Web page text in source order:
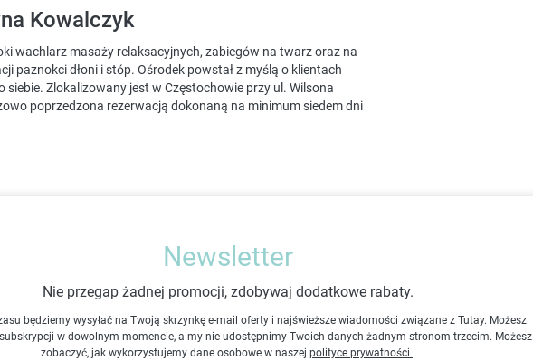
Kowalczyk
wachlarz masaży relaksacyjnych, zabiegów na twarz oraz na
paznokci dłoni i stóp. Ośrodek powstał z myślą o klientach
Zlokalizowany jest w Częstochowie przy ul. Wilsona
poprzedzona rezerwacją dokonaną na minimum siedem dni
Newsletter
Nie przegap żadnej promocji, zdobywaj dodatkowe rabaty.
będziemy wysyłać na Twoją skrzynkę e-mail oferty i najświeższe wiadomości związane z Tutay. Możesz
w dowolnym momencie, a my nie udostępnimy Twoich danych żadnym stronom trzecim. Możesz
zobaczyć, jak wykorzystujemy dane osobowe w naszej polityce prywatności .